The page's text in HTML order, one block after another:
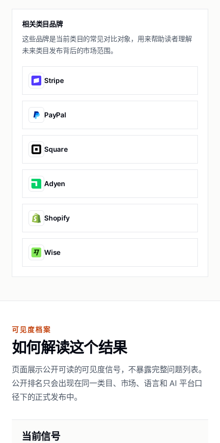
相关类目品牌
这些品牌是当前类目的常见对比对象，用来帮助读者理解
未来类目发布背后的市场范围。
Stripe
PayPal
Square
Adyen
Shopify
Wise
可见度档案
如何解读这个结果
页面展示公开可读的可见度信号，不暴露完整问题列表。
公开排名只会出现在同一类目、市场、语言和 AI 平台口
径下的正式发布中。
当前信号